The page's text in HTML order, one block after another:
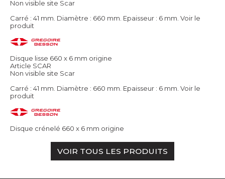
Non visible site Scar
Carré : 41 mm. Diamètre : 660 mm. Epaisseur : 6 mm. Voir le
produit
Disque lisse 660 x 6 mm origine
Article SCAR
Non visible site Scar
Carré : 41 mm. Diamètre : 660 mm. Epaisseur : 6 mm. Voir le
produit
Disque crénelé 660 x 6 mm origine
VOIR TOUS LES PRODUITS